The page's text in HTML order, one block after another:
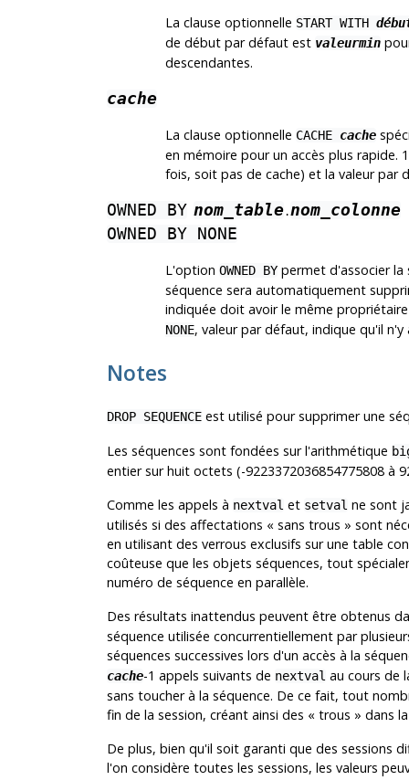
La clause optionnelle START WITH
de début par défaut est valeurmin
descendantes.
cache
La clause optionnelle CACHE cache
en mémoire pour un accès plus rapide.
fois, soit pas de cache) et la valeur par
OWNED BY nom_table.nom_colonne
OWNED BY NONE
L'option OWNED BYpermet d'associer la
séquence sera automatiquement
indiquée doit avoir le même
NONE, valeur par défaut, indique qu'il n'y
Notes
DROP SEQUENCEest utilisé pour supprimer une
Les séquences sont fondées sur l'arithmétique
entier sur huit octets (-9223372036854775808 à
Comme les appels à nextval et setval ne sont
utilisés si des affectations « sans trous » sont
en utilisant des verrous exclusifs sur une table
coûteuse que les objets séquences, tout
numéro de séquence en parallèle.
Des résultats inattendus peuvent être obtenus
séquence utilisée concurrentiellement par
séquences successives lors d'un accès à la
cache-1 appels suivants de nextval au cours de
sans toucher à la séquence. De ce fait, tout
fin de la session, créant ainsi des « trous » dans
De plus, bien qu'il soit garanti que des sessions
l'on considère toutes les sessions, les valeurs